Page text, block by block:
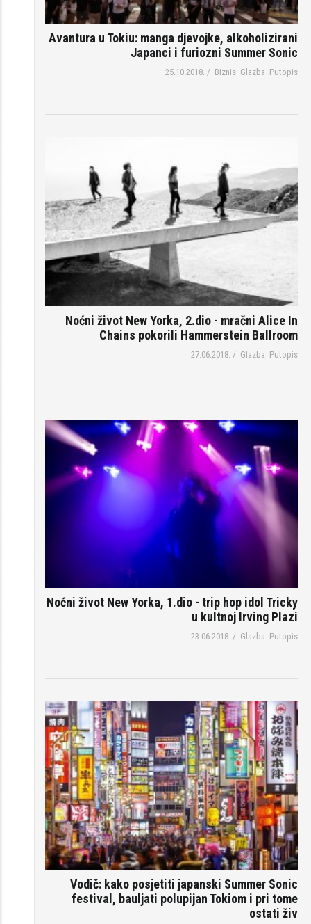
Avantura u Tokiu: manga djevojke, alkoholizirani
Japanci i furiozni Summer Sonic
25.10.2018. / Biznis Glazba Putopis
Noćni život New Yorka, 2.dio - mračni Alice In
Chains pokorili Hammerstein Ballroom
27.06.2018. / Glazba Putopis
Noćni život New Yorka, 1.dio - trip hop idol Tricky
u kultnoj Irving Plazi
23.06.2018. / Glazba Putopis
Vodič: kako posjetiti japanski Summer Sonic
festival, bauljati polupijan Tokiom i pri tome
ostati živ